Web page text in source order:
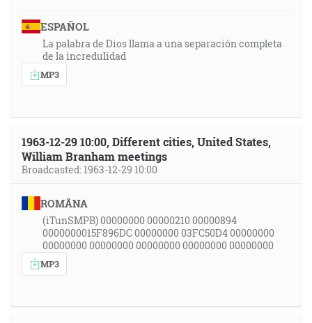
ESPAÑOL
La palabra de Dios llama a una separación completa
de la incredulidad
MP3
1963-12-29 10:00, Different cities, United States,
William Branham meetings
Broadcasted: 1963-12-29 10:00
ROMÂNA
(iTunSMPB) 00000000 00000210 00000894
0000000015F896DC 00000000 03FC50D4 00000000
00000000 00000000 00000000 00000000 00000000
MP3